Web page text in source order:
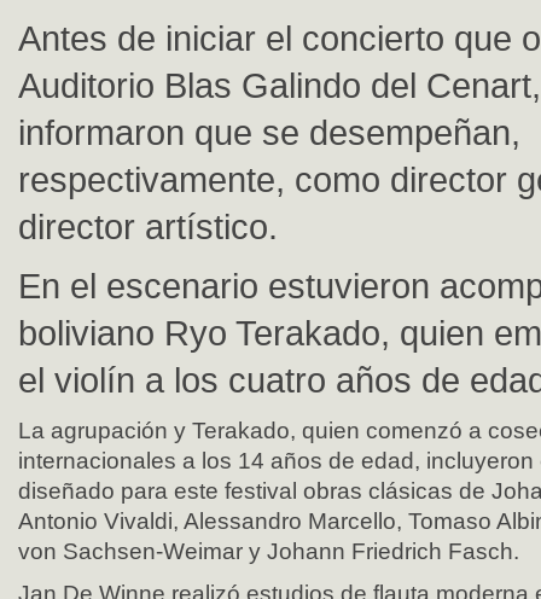
Antes de iniciar el concierto que
Auditorio Blas Galindo del
informaron que se desempeñan,
respectivamente, como director
director artístico.
En el escenario estuvieron
boliviano Ryo Terakado, quien
el violín a los cuatro años de
La agrupación y Terakado, quien comenzó a
internacionales a los 14 años de edad, incluyeron
diseñado para este festival obras clásicas de
Antonio Vivaldi, Alessandro Marcello, Tomaso
von Sachsen-Weimar y Johann Friedrich Fasch.
Jan De Winne realizó estudios de flauta moderna